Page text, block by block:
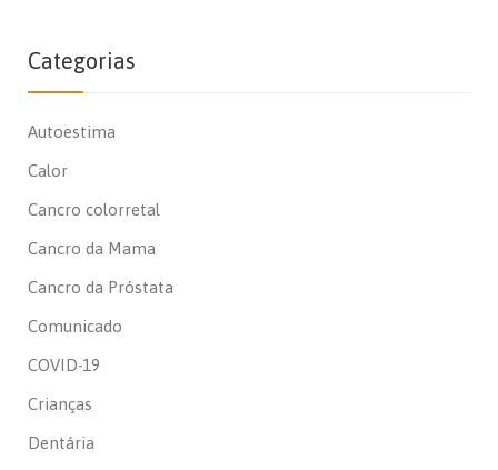
Categorias
Autoestima
Calor
Cancro colorretal
Cancro da Mama
Cancro da Próstata
Comunicado
COVID-19
Crianças
Dentária